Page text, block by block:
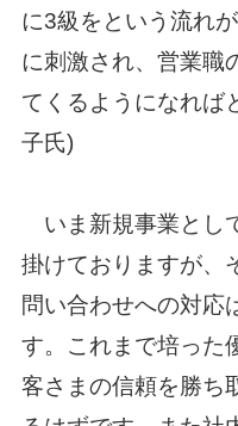
に3級をという流れ
に刺激され、営業職
てくるようになれば
子氏)
いま新規事業とし
掛けておりますが、
問い合わせへの対応
す。これまで培った
客さまの信頼を勝ち